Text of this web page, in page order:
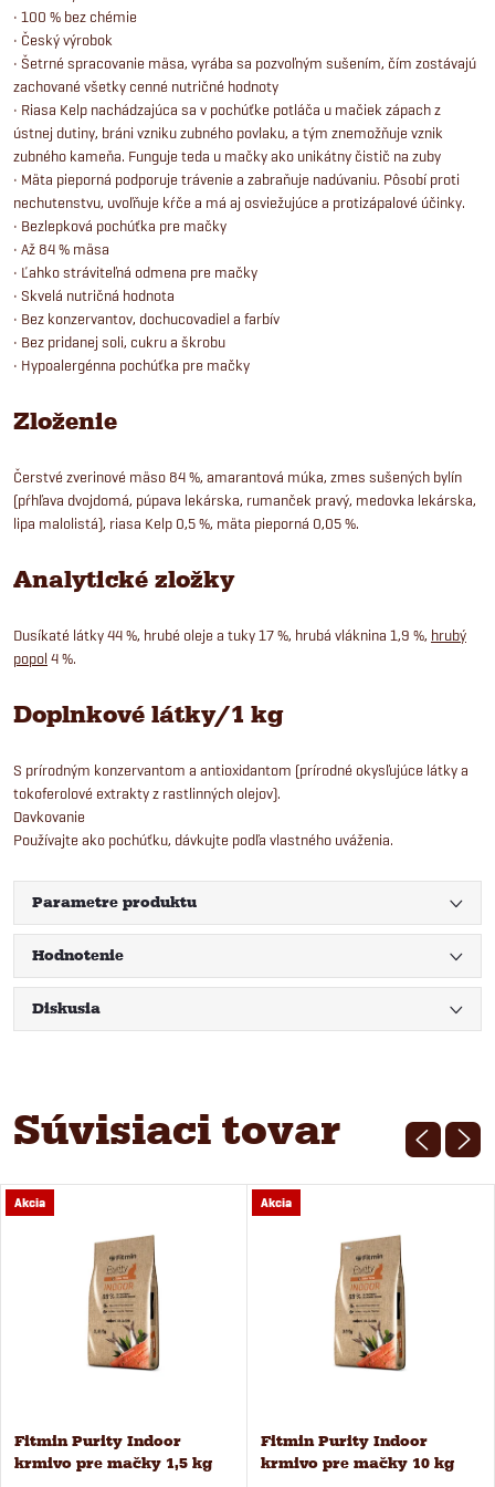
• 100 % bez chémie
• Český výrobok
• Šetrné spracovanie mäsa, vyrába sa pozvoľným sušením, čím zostávajú
zachované všetky cenné nutričné hodnoty
• Riasa Kelp nachádzajúca sa v pochúťke potláča u mačiek zápach z
ústnej dutiny, bráni vzniku zubného povlaku, a tým znemožňuje vznik
zubného kameňa. Funguje teda u mačky ako unikátny čistič na zuby
• Mäta pieporná podporuje trávenie a zabraňuje nadúvaniu. Pôsobí proti
nechutenstvu, uvoľňuje kŕče a má aj osviežujúce a protizápalové účinky.
• Bezlepková pochúťka pre mačky
• Až 84 % mäsa
• Ľahko stráviteľná odmena pre mačky
• Skvelá nutričná hodnota
• Bez konzervantov, dochucovadiel a farbív
• Bez pridanej soli, cukru a škrobu
• Hypoalergénna pochúťka pre mačky
Zloženie
Čerstvé zverinové mäso 84 %, amarantová múka, zmes sušených bylín
(pŕhľava dvojdomá, púpava lekárska, rumanček pravý, medovka lekárska,
lipa malolistá), riasa Kelp 0,5 %, mäta pieporná 0,05 %.
Analytické zložky
Dusíkaté látky 44 %, hrubé oleje a tuky 17 %, hrubá vláknina 1,9 %, hrubý
popol 4 %.
Doplnkové látky/1 kg
S prírodným konzervantom a antioxidantom (prírodné okysľujúce látky a
tokoferolové extrakty z rastlinných olejov).
Davkovanie
Používajte ako pochúťku, dávkujte podľa vlastného uváženia.
Parametre produktu
Hodnotenie
Diskusia
Súvisiaci tovar
Akcia
Fitmin Purity Indoor
krmivo pre mačky 1,5 kg
Akcia
Fitmin Purity Indoor
krmivo pre mačky 10 kg